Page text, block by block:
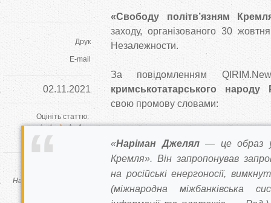
Друк
E-mail
02.11.2021
Оцініть статтю:
( 296
Наріман Джелял
«Свободу політв’язням
заходу, організованого 30
Незалежности.
За повідомленням
кримськотатарського
свою промову словами:
«Наріман Джелял— це образ
Кремля». Він запропонував
на російські енергоносії,
(міжнародна міжбанківська